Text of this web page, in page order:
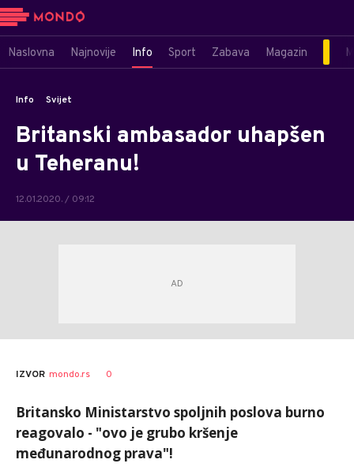
Naslovna Najnovije Info Sport Zabava Magazin
Info Svijet
Britanski ambasador uhapšen
u Teheranu!
12.01.2020. / 09:12
AUTOR Tanjug
IZVOR mondo.rs 0
Britansko Ministarstvo spoljnih poslova burno
reagovalo - "ovo je grubo kršenje
međunarodnog prava"!